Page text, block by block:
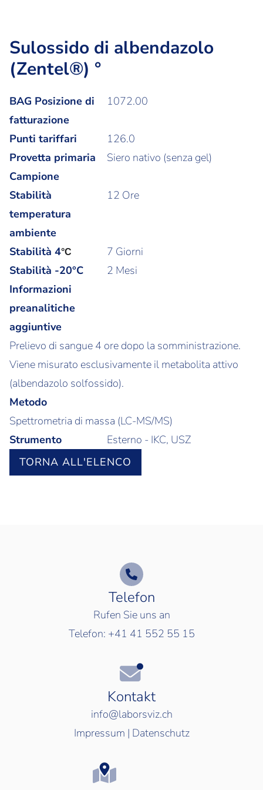
Sulossido di albendazolo
(Zentel®) °
BAG Posizione di
fatturazione
1072.00
Punti tariffari
126.0
Provetta primaria
Siero nativo (senza gel)
Campione
Stabilità
temperatura
ambiente
12 Ore
Stabilità 4°C
7 Giorni
Stabilità -20°C
2 Mesi
Informazioni
preanalitiche
aggiuntive
Prelievo di sangue 4 ore dopo la somministrazione.
Viene misurato esclusivamente il metabolita attivo
(albendazolo solfossido).
Metodo
Spettrometria di massa (LC-MS/MS)
Strumento
Esterno - IKC, USZ
TORNA ALL'ELENCO
Telefon
Rufen Sie uns an
Telefon: +41 41 552 55 15
Kontakt
info@laborsviz.ch
Impressum | Datenschutz